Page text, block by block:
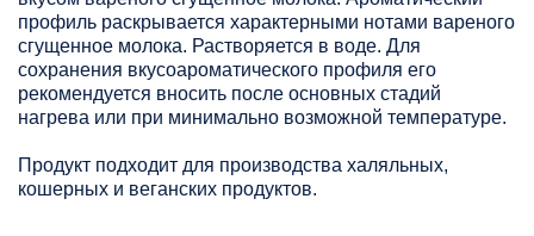
профиль раскрывается характерными нотами вареного
сгущенное молока. Растворяется в воде. Для
сохранения вкусоароматического профиля его
рекомендуется вносить после основных стадий
нагрева или при минимально возможной температуре.
Продукт подходит для производства халяльных,
кошерных и веганских продуктов.